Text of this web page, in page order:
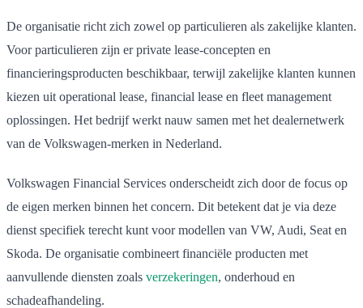
De organisatie richt zich zowel op particulieren als zakelijke klanten.
Voor particulieren zijn er private lease-concepten en
financieringsproducten beschikbaar, terwijl zakelijke klanten kunnen
kiezen uit operational lease, financial lease en fleet management
oplossingen. Het bedrijf werkt nauw samen met het dealernetwerk
van de Volkswagen-merken in Nederland.
Volkswagen Financial Services onderscheidt zich door de focus op
de eigen merken binnen het concern. Dit betekent dat je via deze
dienst specifiek terecht kunt voor modellen van VW, Audi, Seat en
Skoda. De organisatie combineert financiële producten met
aanvullende diensten zoals verzekeringen, onderhoud en
schadeafhandeling.